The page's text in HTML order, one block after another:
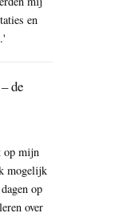
en
de
op mijn
mogelijk
op
over